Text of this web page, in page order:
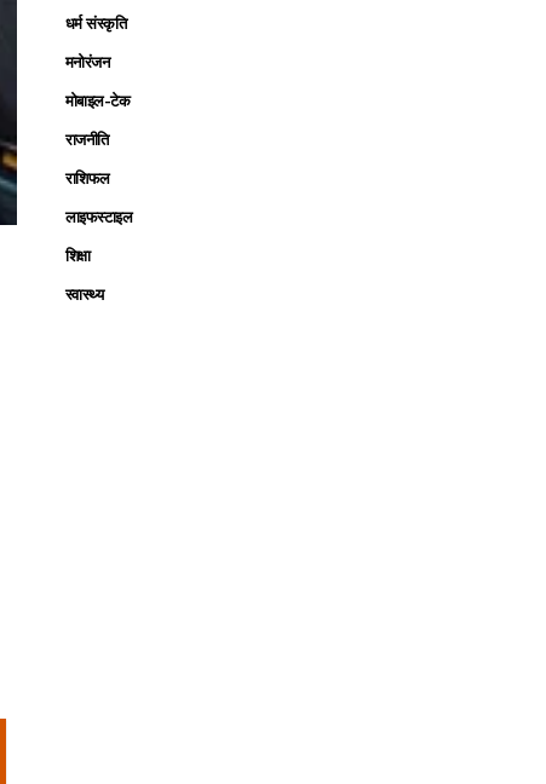
धर्म संस्कृति
मनोरंजन
मोबाइल-टेक
राजनीति
राशिफल
लाइफस्टाइल
शिक्षा
स्वास्थ्य